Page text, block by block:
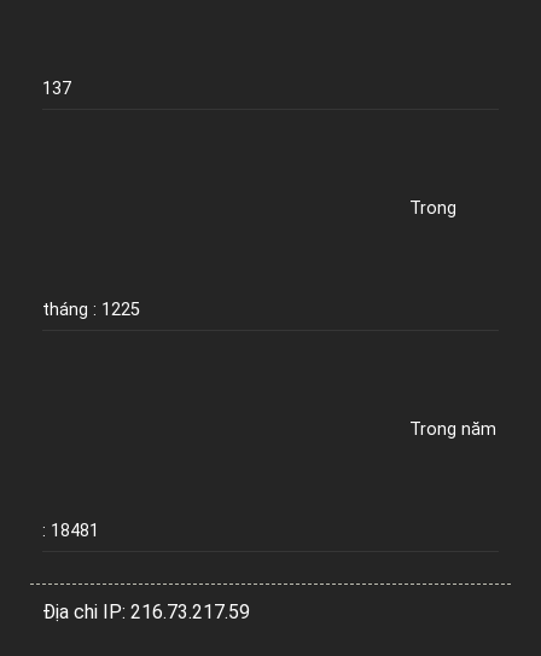
137
Trong
tháng : 1225
Trong năm
: 18481
Địa chi IP: 216.73.217.59